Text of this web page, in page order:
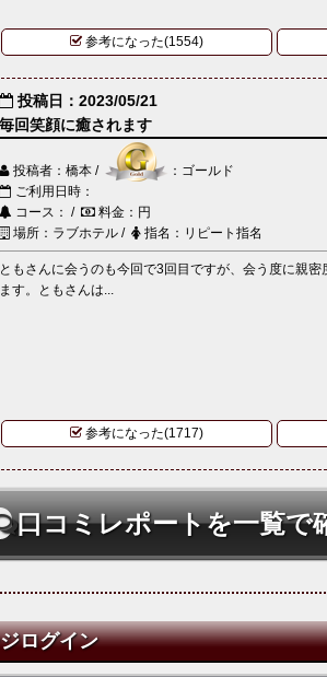
参考になった(1554)
投稿日：2023/05/21
毎回笑顔に癒されます
投稿者：橋本 /
：ゴールド
ご利用日時：
コース： /
料金：円
場所：ラブホテル /
指名：リピート指名
ともさんに会うのも今回で3回目ですが、会う度に親
ます。ともさんは...
参考になった(1717)
口コミレポートを一覧で
ログイン